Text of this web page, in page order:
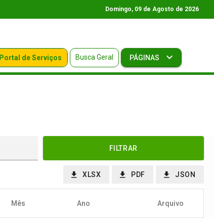
Domingo, 09 de Agosto de 2026
Portal de Serviços Busca Geral PÁGINAS
FILTRAR
XLSX PDF JSON
Mês Ano Arquivo